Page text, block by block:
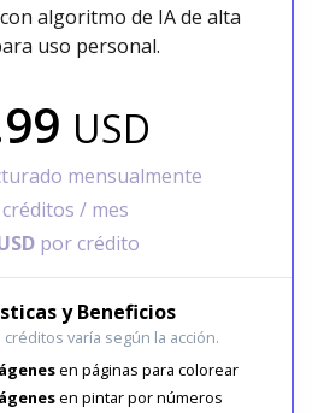
algoritmo de IA de alta
uso personal.
USD
mensualmente
créditos / mes
por crédito
y Beneficios
créditos varía según la acción.
en páginas para colorear
en pintar por números